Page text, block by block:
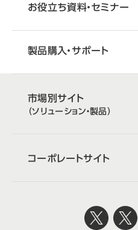
お役立ち資料・セミナー
製品購入・サポート
市場別サイト
（ソリューション・製品）
コーポレートサイト